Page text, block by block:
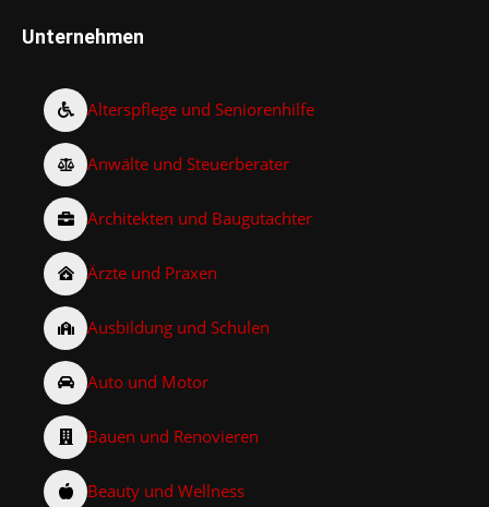
Unternehmen
Alterspflege und Seniorenhilfe
Anwälte und Steuerberater
Architekten und Baugutachter
Ärzte und Praxen
Ausbildung und Schulen
Auto und Motor
Bauen und Renovieren
Beauty und Wellness